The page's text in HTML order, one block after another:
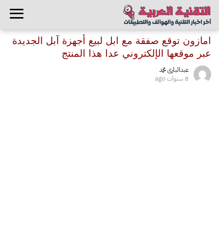
امازون توقع صفقة مع ابل لبيع أجهزة آبل الجديدة
عبر موقعها الإلكتروني عدا هذا المنتج
عبدالبارى محمد
8 سنوات ago